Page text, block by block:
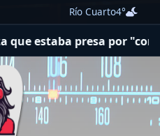
Río Cuarto4°
estaba presa por